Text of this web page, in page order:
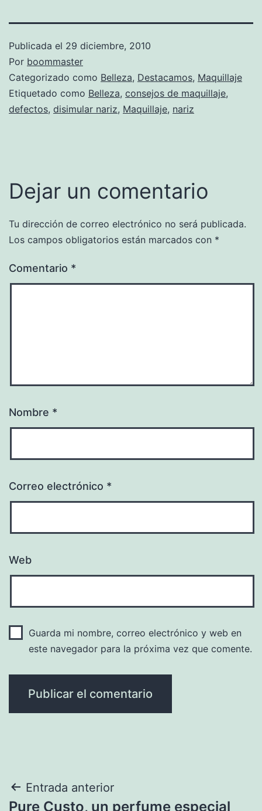
Publicada el 29 diciembre, 2010
Por boommaster
Categorizado como Belleza, Destacamos, Maquillaje
Etiquetado como Belleza, consejos de maquillaje,
defectos, disimular nariz, Maquillaje, nariz
Dejar un comentario
Tu dirección de correo electrónico no será publicada.
Los campos obligatorios están marcados con *
Comentario *
Nombre *
Correo electrónico *
Web
Guarda mi nombre, correo electrónico y web en
este navegador para la próxima vez que comente.
Navegación
Entrada anterior
Pure Custo, un perfume especial